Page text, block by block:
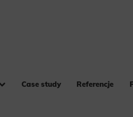
Case study Referencje